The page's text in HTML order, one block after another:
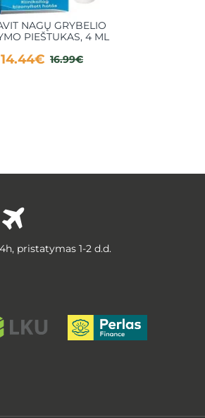
NAGŲ GRYBELIO
PIEŠTUKAS, 4 ML
14.44€ 16.99€
pristatymas 1-2 d.d.